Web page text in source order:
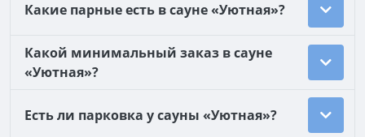
Какие парные есть в сауне «Уютная»?
Какой минимальный заказ в сауне
«Уютная»?
Есть ли парковка у сауны «Уютная»?